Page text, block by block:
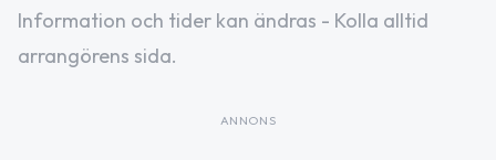
Information och tider kan ändras - Kolla alltid
arrangörens sida.
ANNONS